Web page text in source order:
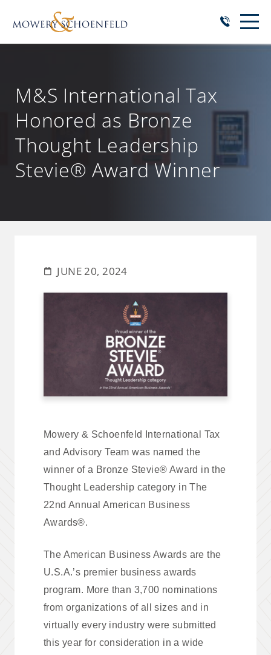
M&S International Tax
Honored as Bronze
Thought Leadership
Stevie® Award Winner
JUNE 20, 2024
Mowery & Schoenfeld International Tax
and Advisory Team was named the
winner of a Bronze Stevie® Award in the
Thought Leadership category in The
22nd Annual American Business
Awards®.
The American Business Awards are the
U.S.A.’s premier business awards
program. More than 3,700 nominations
from organizations of all sizes and in
virtually every industry were submitted
this year for consideration in a wide